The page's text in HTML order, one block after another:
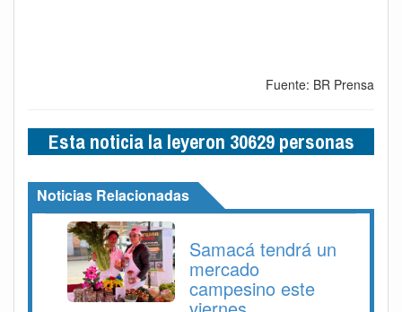
Fuente: BR Prensa
Esta noticia la leyeron 30629 personas
Noticias Relacionadas
Samacá tendrá un
mercado
campesino este